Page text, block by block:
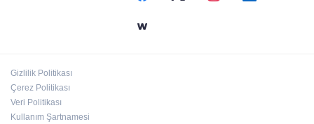
Gizlilik Politikası
Çerez Politikası
Veri Politikası
Kullanım Şartnamesi